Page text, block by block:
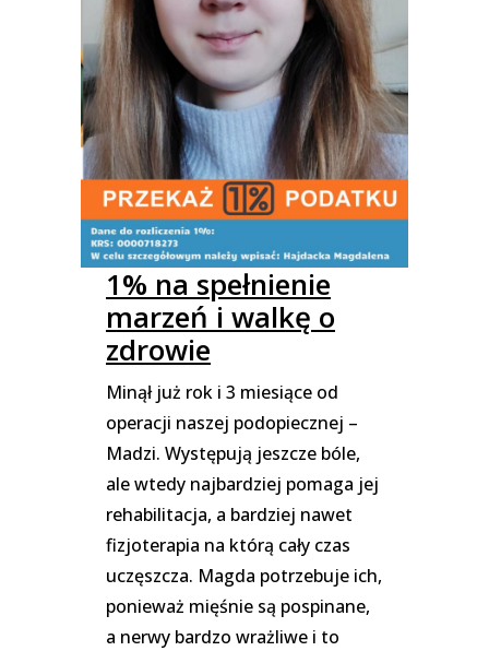
1% na spełnienie
marzeń i walkę o
zdrowie
Minął już rok i 3 miesiące od
operacji naszej podopiecznej –
Madzi. Występują jeszcze bóle,
ale wtedy najbardziej pomaga jej
rehabilitacja, a bardziej nawet
fizjoterapia na którą cały czas
uczęszcza. Magda potrzebuje ich,
ponieważ mięśnie są pospinane,
a nerwy bardzo wrażliwe i to